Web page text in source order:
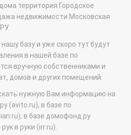
территория Городское
недвижимости Московская
базу и уже скоро тут будут
в нашей базе по
вручную собственниками и
домов и других помещений.
нужную Вам информацию на
(avito.ru), в базе по
в базе домофонд.ру
в руки (irr.ru).